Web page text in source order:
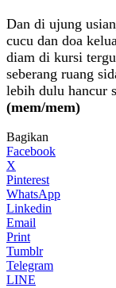
Dan di ujung
cucu dan doa
diam di kursi
seberang ruang
lebih dulu hancur
(mem/mem)
Bagikan
Facebook
X
Pinterest
WhatsApp
Linkedin
Email
Print
Tumblr
Telegram
LINE